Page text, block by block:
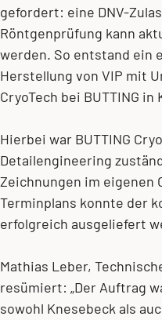
gefordert: eine DNV-
Röntgenprüfung kann
werden. So entstand ein
Herstellung von VIP mit
CryoTech bei BUTTING in
Hierbei war BUTTING
Detailengineering
Zeichnungen im eigenen
Terminplans konnte der
erfolgreich ausgeliefert
Mathias Leber,
resümiert: „Der Auftrag
sowohl Knesebeck als